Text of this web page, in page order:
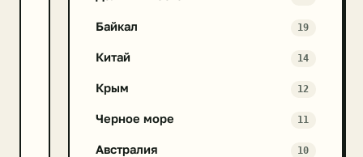
автомобиля
«Очистим
мусора»
Байкал 19
Китай 14
Крым 12
Черное море 11
Австралия 10